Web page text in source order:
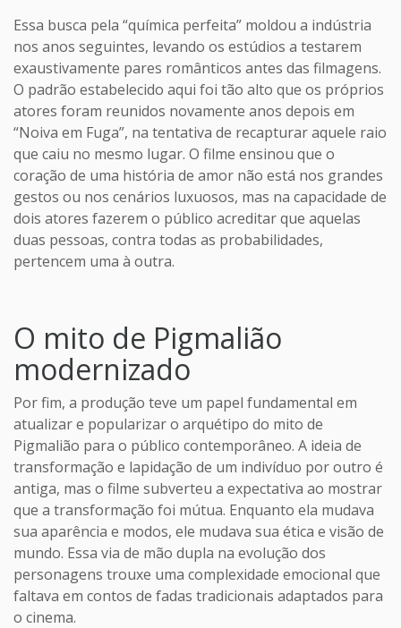
Essa busca pela “química perfeita” moldou a indústria
nos anos seguintes, levando os estúdios a testarem
exaustivamente pares românticos antes das filmagens.
O padrão estabelecido aqui foi tão alto que os próprios
atores foram reunidos novamente anos depois em
“Noiva em Fuga”, na tentativa de recapturar aquele raio
que caiu no mesmo lugar. O filme ensinou que o
coração de uma história de amor não está nos grandes
gestos ou nos cenários luxuosos, mas na capacidade de
dois atores fazerem o público acreditar que aquelas
duas pessoas, contra todas as probabilidades,
pertencem uma à outra.
O mito de Pigmalião
modernizado
Por fim, a produção teve um papel fundamental em
atualizar e popularizar o arquétipo do mito de
Pigmalião para o público contemporâneo. A ideia de
transformação e lapidação de um indivíduo por outro é
antiga, mas o filme subverteu a expectativa ao mostrar
que a transformação foi mútua. Enquanto ela mudava
sua aparência e modos, ele mudava sua ética e visão de
mundo. Essa via de mão dupla na evolução dos
personagens trouxe uma complexidade emocional que
faltava em contos de fadas tradicionais adaptados para
o cinema.